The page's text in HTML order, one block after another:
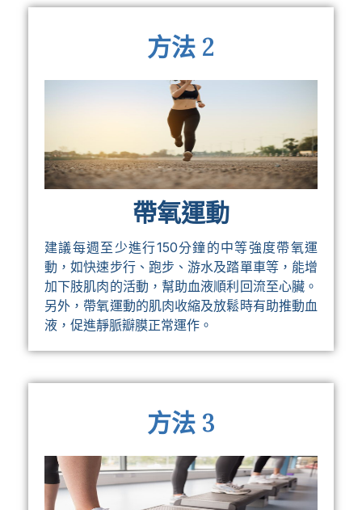
方法 2
帶氧運動
建議每週至少進行150分鐘的中等強度帶氧運
動，如快速步行、跑步、游水及踏單車等，能增
加下肢肌肉的活動，幫助血液順利回流至心臟。
另外，帶氧運動的肌肉收縮及放鬆時有助推動血
液，促進靜脈瓣膜正常運作。
方法 3